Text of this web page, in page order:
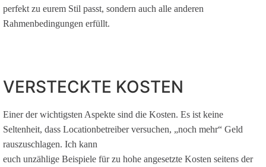
perfekt zu eurem Stil passt, sondern auch alle anderen
Rahmenbedingungen erfüllt.
VERSTECKTE KOSTEN
Einer der wichtigsten Aspekte sind die Kosten. Es ist keine
Seltenheit, dass Locationbetreiber versuchen, „noch mehr“ Geld
rauszuschlagen. Ich kann
euch unzählige Beispiele für zu hohe angesetzte Kosten seitens der